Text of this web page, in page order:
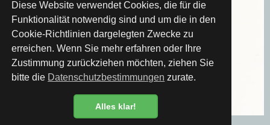
Diese Website verwendet Cookies, die für die
Funktionalität notwendig sind und um die in den
Cookie-Richtlinien dargelegten Zwecke zu
erreichen. Wenn Sie mehr erfahren oder Ihre
Zustimmung zurückziehen möchten, ziehen Sie
bitte die Datenschutzbestimmungen zurate.
Alles klar!